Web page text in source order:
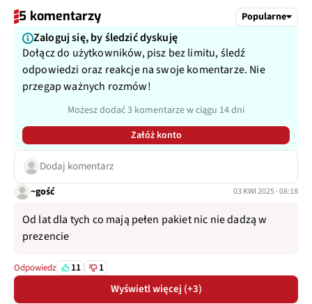
5 komentarzy Popularne
Zaloguj się, by śledzić dyskuję
Dołącz do użytkowników, pisz bez limitu, śledź
odpowiedzi oraz reakcje na swoje komentarze. Nie
przegap ważnych rozmów!
Możesz dodać 3 komentarze w ciągu 14 dni
Załóż konto
Dodaj komentarz
~gość 03 KWI 2025 · 08:18
Od lat dla tych co mają pełen pakiet nic nie dadzą w
prezencie
Odpowiedz 11 1
Wyświetl więcej (+3)